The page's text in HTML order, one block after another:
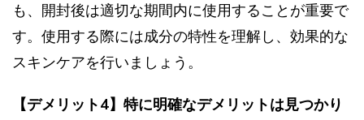
も、開封後は適切な期間内に使用することが重要で
す。使用する際には成分の特性を理解し、効果的な
スキンケアを行いましょう。
【デメリット4】特に明確なデメリットは見つかり